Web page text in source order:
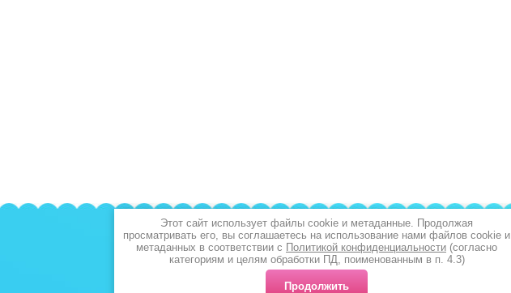
Этот сайт использует файлы cookie и метаданные. Продолжая
просматривать его, вы соглашаетесь на использование нами файлов cookie и
метаданных в соответствии с Политикой конфиденциальности (согласно
категориям и целям обработки ПД, поименованным в п. 4.3)
Продолжить